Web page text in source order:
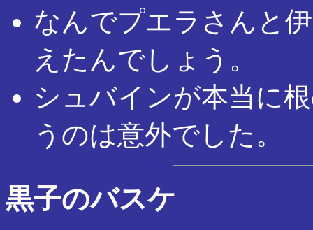
なんでプエラさんと
えたんでしょう。
シュバインが本当に
うのは意外でした。
黒子のバスケ